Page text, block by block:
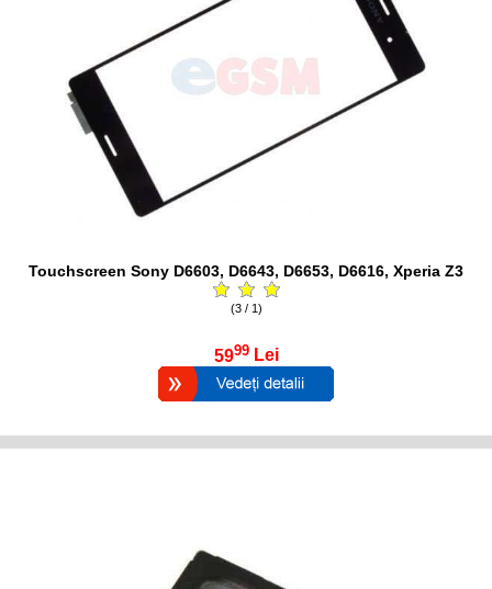
Touchscreen Sony D6603, D6643, D6653, D6616, Xperia Z3
(3 / 1)
5999 Lei